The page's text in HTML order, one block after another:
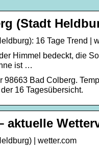
(Stadt
16 Tage Trend |
Himmel bedeckt, die
ist …
98663 Bad Colberg.
16 Tagesübersicht.
aktuelle
| wetter.com